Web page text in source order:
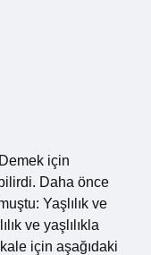
için
Daha önce
Yaşlılık ve
ve yaşlılıkla
için aşağıdaki